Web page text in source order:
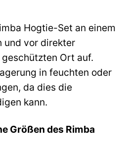
Hogtie-Set an einem
und vor direkter
Ort auf.
in feuchten oder
da dies die
kann.
Größen des Rimba